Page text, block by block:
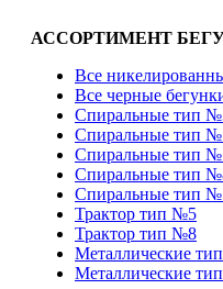
АССОРТИМЕНТ
Все
Все черные
Спиральные тип
Спиральные тип
Спиральные тип
Спиральные тип
Спиральные тип
Трактор тип №5
Трактор тип №8
Металлические
Металлические